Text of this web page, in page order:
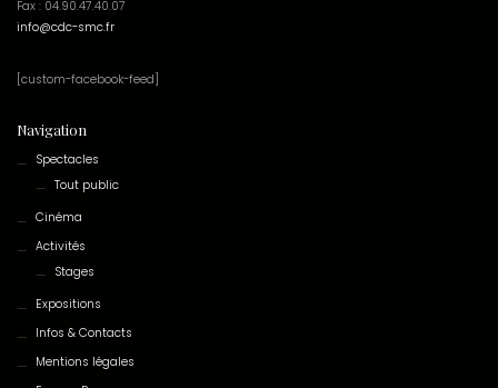
Fax : 04.90.47.40.07
info@cdc-smc.fr
[custom-facebook-feed]
Navigation
Spectacles
Tout public
Cinéma
Activités
Stages
Expositions
Infos & Contacts
Mentions légales